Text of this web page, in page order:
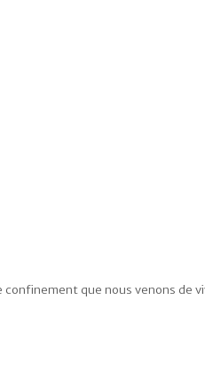
que nous venons de